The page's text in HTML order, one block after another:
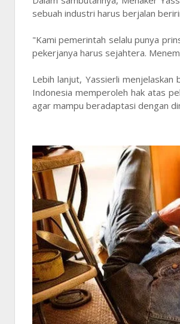
sebuah industri harus berjalan
"Kami pemerintah selalu punya
pekerjanya harus sejahtera.
Lebih lanjut, Yassierli
Indonesia memperoleh hak atas
agar mampu beradaptasi dengan